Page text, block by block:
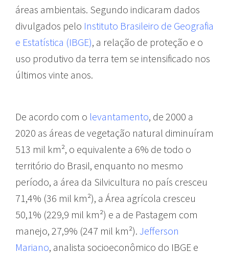
áreas ambientais. Segundo indicaram dados
divulgados pelo Instituto Brasileiro de Geografia
e Estatística (IBGE), a relação de proteção e o
uso produtivo da terra tem se intensificado nos
últimos vinte anos.
De acordo com o levantamento, de 2000 a
2020 as áreas de vegetação natural diminuíram
513 mil km², o equivalente a 6% de todo o
território do Brasil, enquanto no mesmo
período, a área da Silvicultura no país cresceu
71,4% (36 mil km²), a Área agrícola cresceu
50,1% (229,9 mil km²) e a de Pastagem com
manejo, 27,9% (247 mil km²). Jefferson
Mariano, analista socioeconômico do IBGE e